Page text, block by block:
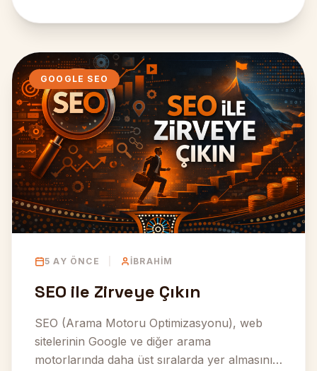
GOOGLE SEO
5 AY ÖNCE İBRAHIM
SEO ile Zirveye Çıkın
SEO (Arama Motoru Optimizasyonu), web
sitelerinin Google ve diğer arama
motorlarında daha üst sıralarda yer almasını